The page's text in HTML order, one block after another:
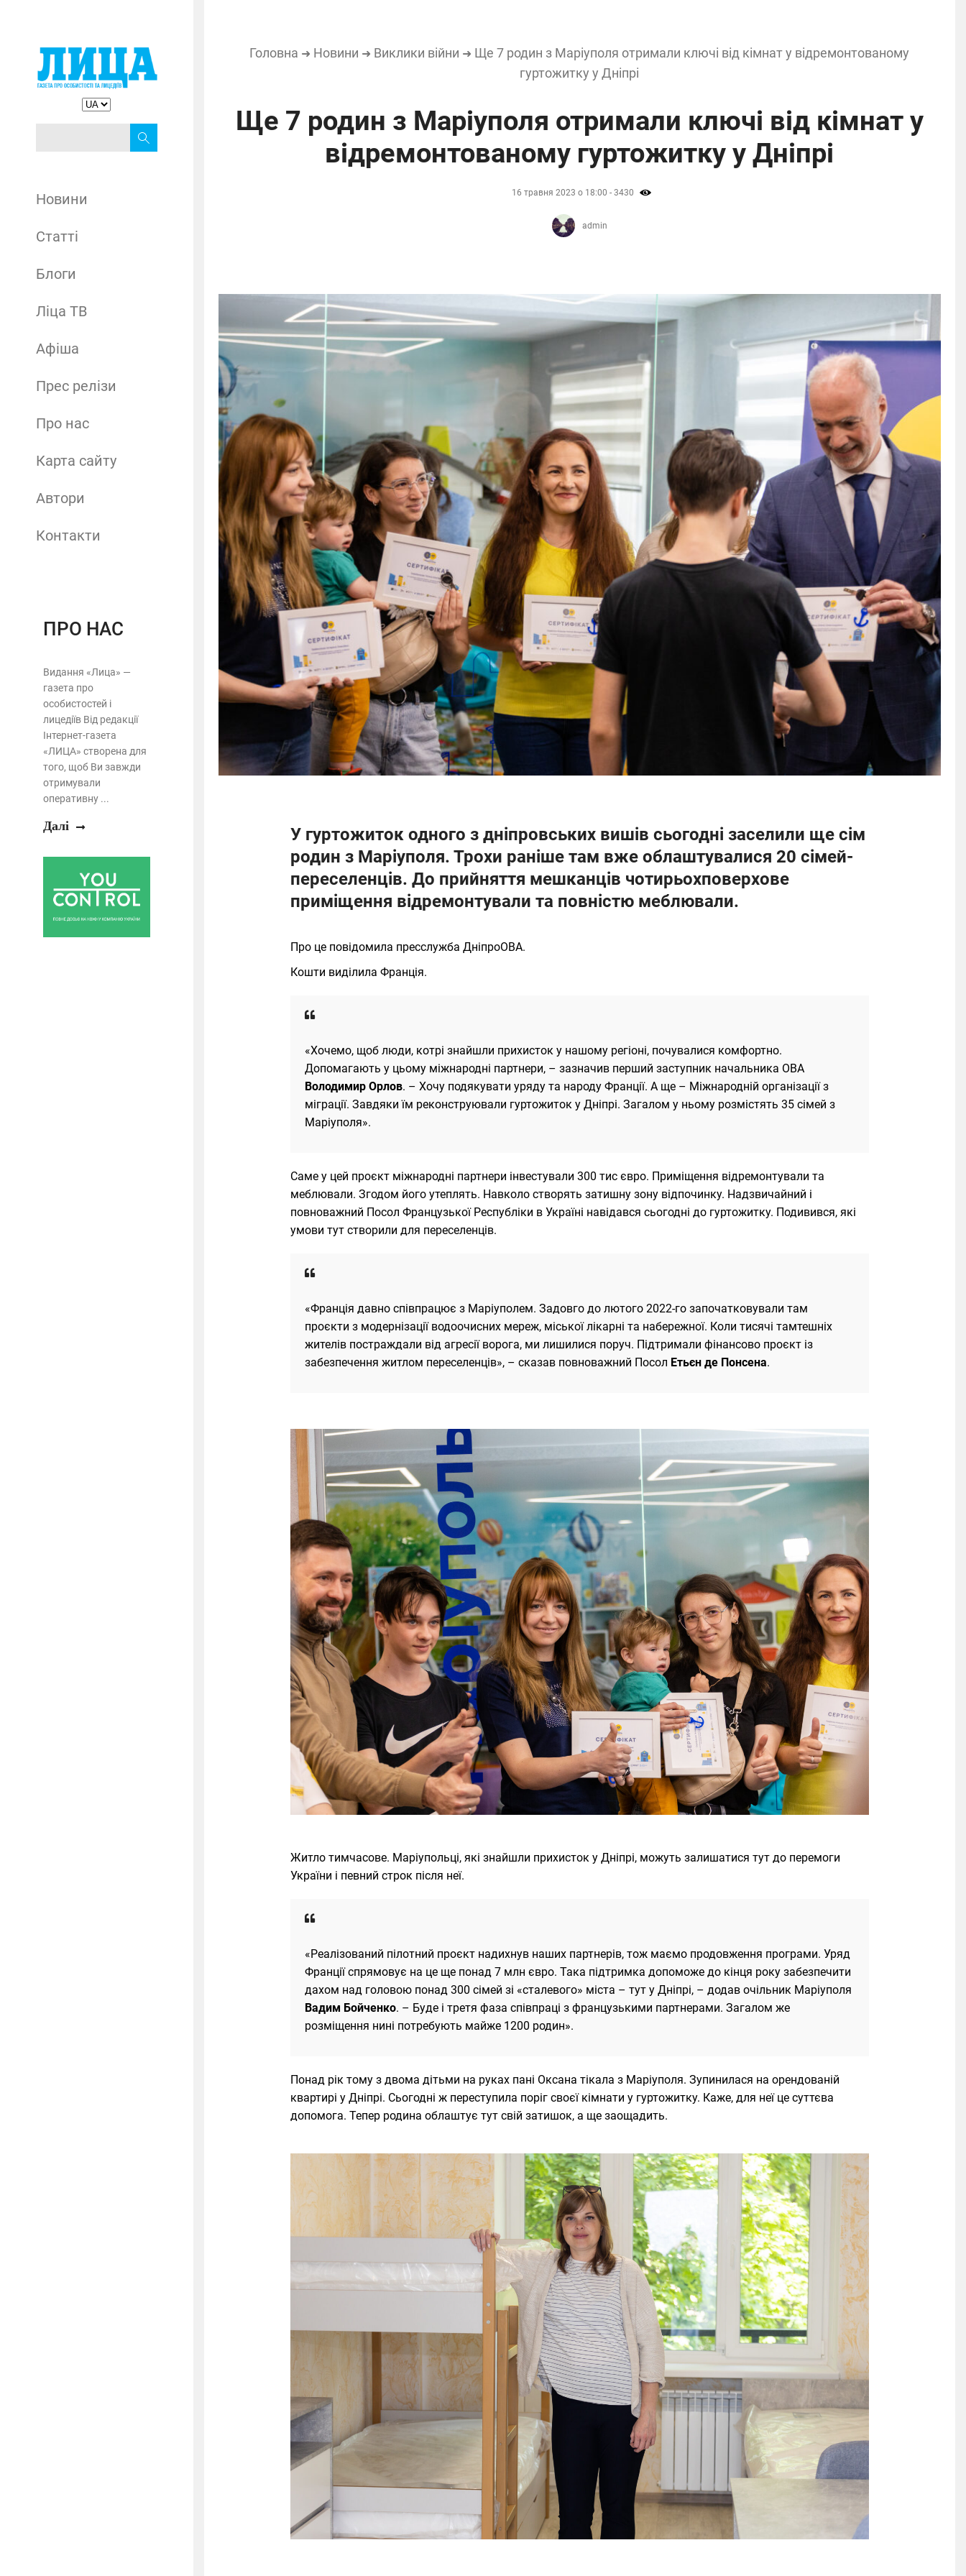
Новини
Статті
Блоги
Ліца ТВ
Афіша
Прес релізи
Про нас
Карта сайту
Автори
Контакти
ПРО НАС
Видання «Лица» —
газета про
особистостей і
лицедіїв Від редакції
Інтернет-газета
«ЛИЦА» створена для
того, щоб Ви завжди
отримували
оперативну ...
Далі
Головна ➜ Новини ➜ Виклики війни ➜ Ще 7 родин з Маріуполя отримали ключі від кімнат у відремонтованому
гуртожитку у Дніпрі
Ще 7 родин з Маріуполя отримали ключі від кімнат у
відремонтованому гуртожитку у Дніпрі
16 травня 2023 о 18:00 - 3430
admin
У гуртожиток одного з дніпровських вишів сьогодні заселили ще сім
родин з Маріуполя. Трохи раніше там вже облаштувалися 20 сімей-
переселенців. До прийняття мешканців чотирьохповерхове
приміщення відремонтували та повністю меблювали.
Про це повідомила пресслужба ДніпроОВА.
Кошти виділила Франція.
«Хочемо, щоб люди, котрі знайшли прихисток у нашому регіоні, почувалися комфортно.
Допомагають у цьому міжнародні партнери, – зазначив перший заступник начальника ОВА
Володимир Орлов. – Хочу подякувати уряду та народу Франції. А ще – Міжнародній організації з
міграції. Завдяки їм реконструювали гуртожиток у Дніпрі. Загалом у ньому розмістять 35 сімей з
Маріуполя».
Саме у цей проєкт міжнародні партнери інвестували 300 тис євро. Приміщення відремонтували та
меблювали. Згодом його утеплять. Навколо створять затишну зону відпочинку. Надзвичайний і
повноважний Посол Французької Республіки в Україні навідався сьогодні до гуртожитку. Подивився, які
умови тут створили для переселенців.
«Франція давно співпрацює з Маріуполем. Задовго до лютого 2022-го започатковували там
проєкти з модернізації водоочисних мереж, міської лікарні та набережної. Коли тисячі тамтешніх
жителів постраждали від агресії ворога, ми лишилися поруч. Підтримали фінансово проєкт із
забезпечення житлом переселенців», – сказав повноважний Посол Етьєн де Понсена.
Житло тимчасове. Маріупольці, які знайшли прихисток у Дніпрі, можуть залишатися тут до перемоги
України і певний строк після неї.
«Реалізований пілотний проєкт надихнув наших партнерів, тож маємо продовження програми. Уряд
Франції спрямовує на це ще понад 7 млн євро. Така підтримка допоможе до кінця року забезпечити
дахом над головою понад 300 сімей зі «сталевого» міста – тут у Дніпрі, – додав очільник Маріуполя
Вадим Бойченко. – Буде і третя фаза співпраці з французькими партнерами. Загалом же
розміщення нині потребують майже 1200 родин».
Понад рік тому з двома дітьми на руках пані Оксана тікала з Маріуполя. Зупинилася на орендованій
квартирі у Дніпрі. Сьогодні ж переступила поріг своєї кімнати у гуртожитку. Каже, для неї це суттєва
допомога. Тепер родина облаштує тут свій затишок, а ще заощадить.